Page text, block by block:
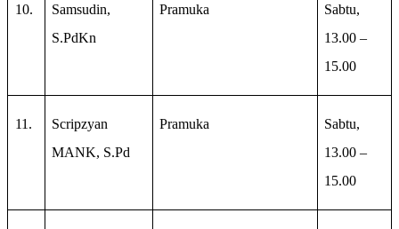
10.
Samsudin,
S.PdKn
Pramuka
Sabtu,
13.00 –
15.00
11.
Scripzyan
MANK, S.Pd
Pramuka
Sabtu,
13.00 –
15.00